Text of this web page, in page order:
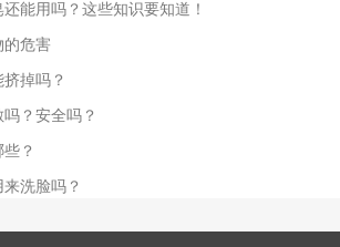
能用吗？这些知识要知道！
的危害
掉吗？
？安全吗？
？
洗脸吗？